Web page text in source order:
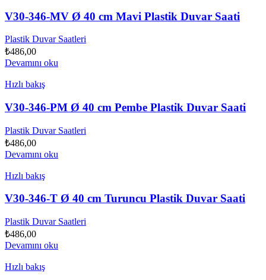
V30-346-MV Ø 40 cm Mavi Plastik Duvar Saati
Plastik Duvar Saatleri
₺486,00
Devamını oku
Hızlı bakış
V30-346-PM Ø 40 cm Pembe Plastik Duvar Saati
Plastik Duvar Saatleri
₺486,00
Devamını oku
Hızlı bakış
V30-346-T Ø 40 cm Turuncu Plastik Duvar Saati
Plastik Duvar Saatleri
₺486,00
Devamını oku
Hızlı bakış